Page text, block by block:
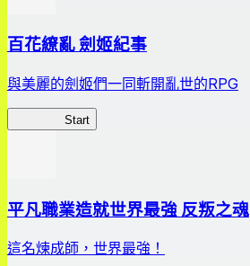
百花繚亂 劍姬紀事
與美麗的劍姬們一同斬開亂世的RPG
Start
平凡職業造就世界最強 反叛之魂
這名煉成師，世界最強！